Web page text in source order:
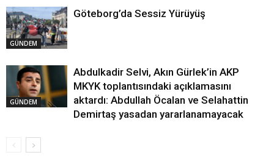
GÜNDEM
Göteborg’da Sessiz Yürüyüş
GÜNDEM
Abdulkadir Selvi, Akın Gürlek’in AKP
MKYK toplantısındaki açıklamasını
aktardı: Abdullah Öcalan ve Selahattin
Demirtaş yasadan yararlanamayacak